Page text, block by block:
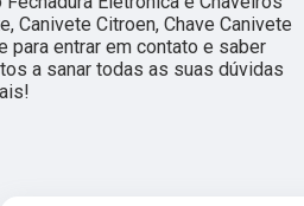
Canivete Citroen, Chave Canivete
para entrar em contato e saber
a sanar todas as suas dúvidas